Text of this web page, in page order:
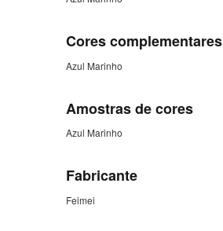
Cores complementares
Azul Marinho
Amostras de cores
Azul Marinho
Fabricante
Feimei